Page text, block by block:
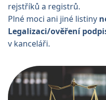
rejstříků a registrů.
Plné moci ani jiné listiny
Legalizaci/ověření
v kanceláři.